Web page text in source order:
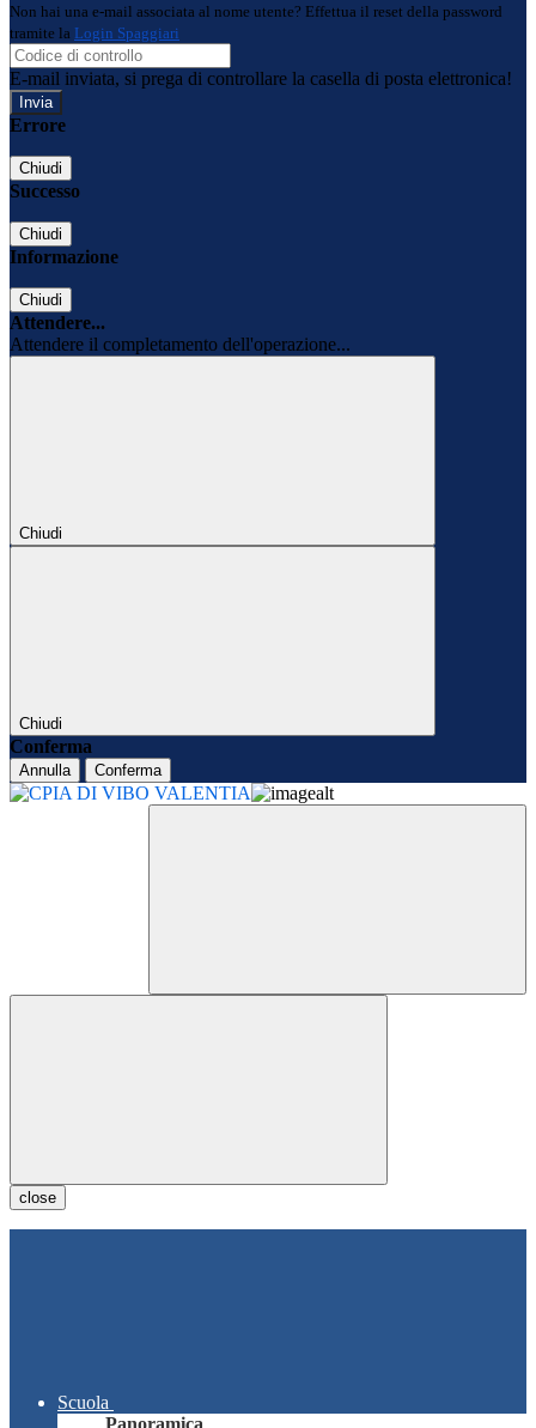
Non hai una e-mail associata al nome utente? Effettua il reset della password
tramite la Login Spaggiari
E-mail inviata, si prega di controllare la casella di posta elettronica!
Errore
Chiudi
Successo
Chiudi
Informazione
Chiudi
Attendere...
Attendere il completamento dell'operazione...
Chiudi
Chiudi
Conferma
Annulla Conferma
close
Scuola